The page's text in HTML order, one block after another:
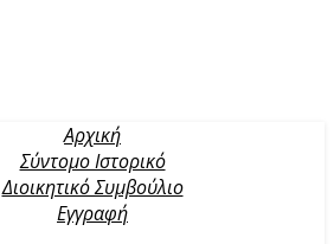
Αρχική
Σύντομο Ιστορικό
Διοικητικό Συμβούλιο
Εγγραφή